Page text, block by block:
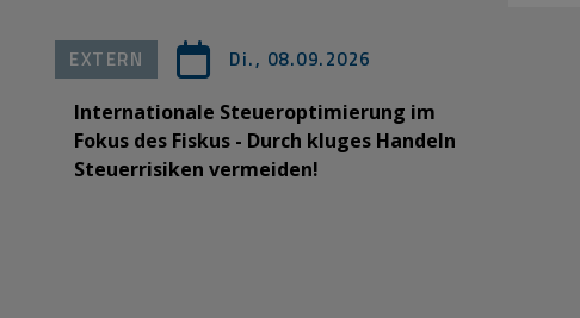
EXTERN Di., 08.09.2026
Internationale Steueroptimierung im
Fokus des Fiskus - Durch kluges Handeln
Steuerrisiken vermeiden!